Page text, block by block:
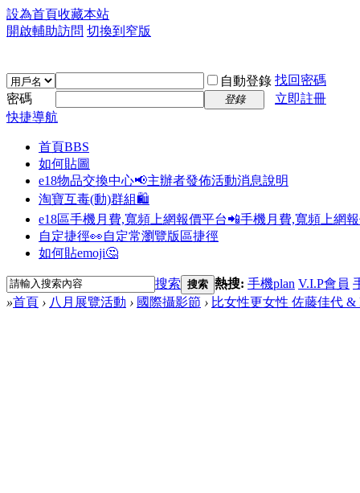
設為首頁收藏本站
開啟輔助訪問 切換到窄版
自動登錄 找回密碼
密碼
登錄
立即註冊
快捷導航
首頁BBS
如何貼圖
e18物品交換中心📢主辦者發佈活動消息說明
淘寶互毒(動)群組🛍️
e18區手機月費,寬頻上網報價平台📲手機月費,寬頻上網
自定捷徑👀自定常瀏覽版區捷徑
如何貼emoji🤔
搜索 搜索 熱搜: 手機plan V.I.P會員
»首頁 › 八月展覽活動 › 國際攝影節 › 比女性更女性 佐藤佳代 &